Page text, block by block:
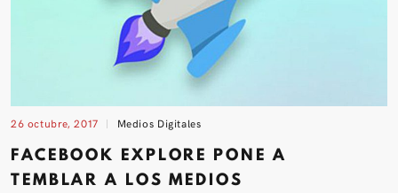
26 octubre, 2017 Medios Digitales
FACEBOOK EXPLORE PONE A
TEMBLAR A LOS MEDIOS